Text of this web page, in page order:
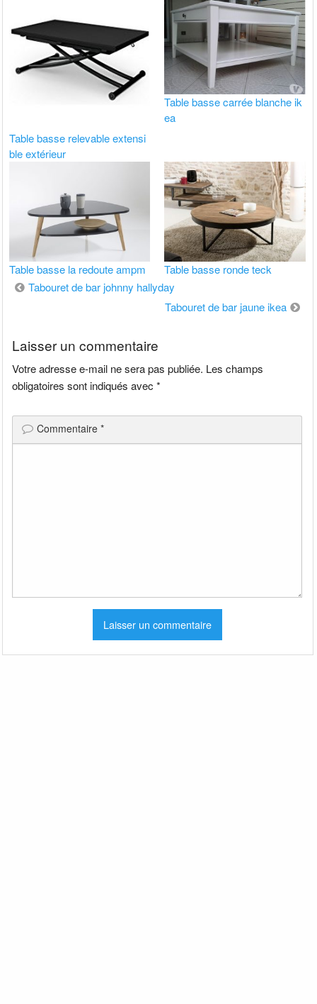
Table basse relevable extensi
ble extérieur
Table basse carrée blanche ik
ea
Table basse la redoute ampm Table basse ronde teck
Navigation
Tabouret de bar johnny hallyday
Tabouret de bar jaune ikea
Laisser un commentaire
Votre adresse e-mail ne sera pas publiée. Les champs
obligatoires sont indiqués avec*
Commentaire*